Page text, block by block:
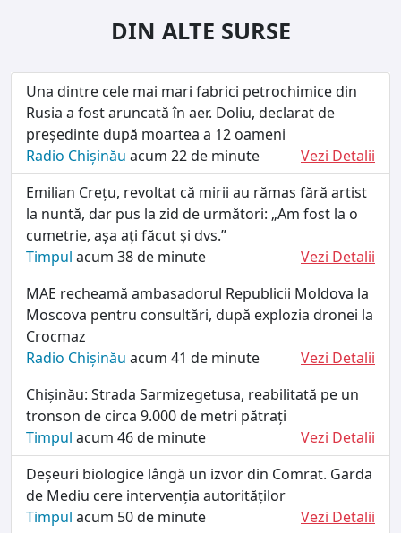
DIN ALTE SURSE
Una dintre cele mai mari fabrici petrochimice din
Rusia a fost aruncată în aer. Doliu, declarat de
președinte după moartea a 12 oameni
Radio Chișinău acum 22 de minute
Vezi Detalii
Emilian Crețu, revoltat că mirii au rămas fără artist
la nuntă, dar pus la zid de următori: „Am fost la o
cumetrie, așa ați făcut și dvs.”
Timpul acum 38 de minute
Vezi Detalii
MAE recheamă ambasadorul Republicii Moldova la
Moscova pentru consultări, după explozia dronei la
Crocmaz
Radio Chișinău acum 41 de minute
Vezi Detalii
Chișinău: Strada Sarmizegetusa, reabilitată pe un
tronson de circa 9.000 de metri pătrați
Timpul acum 46 de minute
Vezi Detalii
Deșeuri biologice lângă un izvor din Comrat. Garda
de Mediu cere intervenția autorităților
Timpul acum 50 de minute
Vezi Detalii